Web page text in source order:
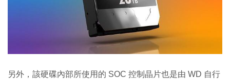
另外，該硬碟內部所使用的 SOC 控制晶片也是由 WD 自行